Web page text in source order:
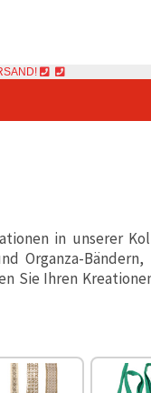
in unserer
Organza-
Sie Ihren